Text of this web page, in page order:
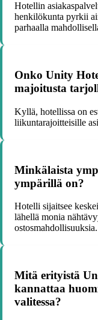
Hotellin
henkilökunta pyrkii
parhaalla
Onko Unity
majoitusta
Kyllä, hotellissa on
liikuntarajoitteisille
Minkälaista
ympärillä on?
Hotelli sijaitsee
lähellä monia
ostosmahdollisuuksia.
Mitä erityistä
kannattaa
valitessa?